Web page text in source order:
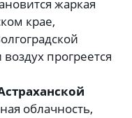
жаркая
крае,
прогреется
облачность,